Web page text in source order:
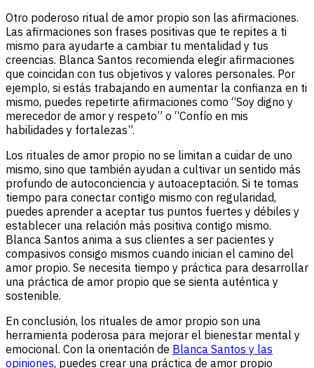
Otro poderoso ritual de amor propio son las afirmaciones.
Las afirmaciones son frases positivas que te repites a ti
mismo para ayudarte a cambiar tu mentalidad y tus
creencias. Blanca Santos recomienda elegir afirmaciones
que coincidan con tus objetivos y valores personales. Por
ejemplo, si estás trabajando en aumentar la confianza en ti
mismo, puedes repetirte afirmaciones como “Soy digno y
merecedor de amor y respeto” o “Confío en mis
habilidades y fortalezas”.
Los rituales de amor propio no se limitan a cuidar de uno
mismo, sino que también ayudan a cultivar un sentido más
profundo de autoconciencia y autoaceptación. Si te tomas
tiempo para conectar contigo mismo con regularidad,
puedes aprender a aceptar tus puntos fuertes y débiles y
establecer una relación más positiva contigo mismo.
Blanca Santos anima a sus clientes a ser pacientes y
compasivos consigo mismos cuando inician el camino del
amor propio. Se necesita tiempo y práctica para desarrollar
una práctica de amor propio que se sienta auténtica y
sostenible.
En conclusión, los rituales de amor propio son una
herramienta poderosa para mejorar el bienestar mental y
emocional. Con la orientación de Blanca Santos y las
opiniones, puedes crear una práctica de amor propio